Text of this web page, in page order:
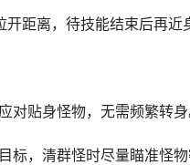
距离，待技能结束后再近
对贴身怪物，无需频繁转身
，清群怪时尽量瞄准怪物